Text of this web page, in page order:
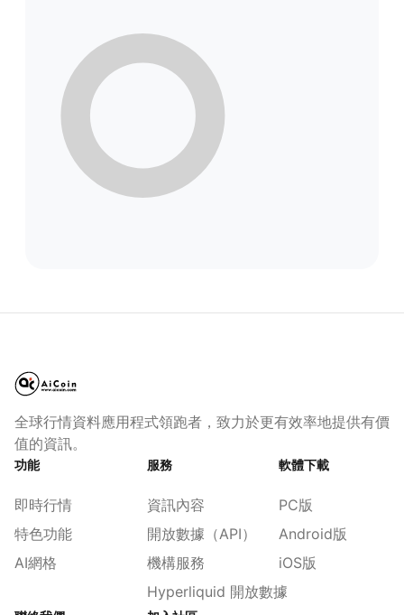
全球行情資料應用程式領跑者，致力於更有效率地提供有價
值的資訊。
功能
即時行情
特色功能
AI網格
服務
資訊內容
開放數據（API）
機構服務
Hyperliquid 開放數據
軟體下載
PC版
Android版
iOS版